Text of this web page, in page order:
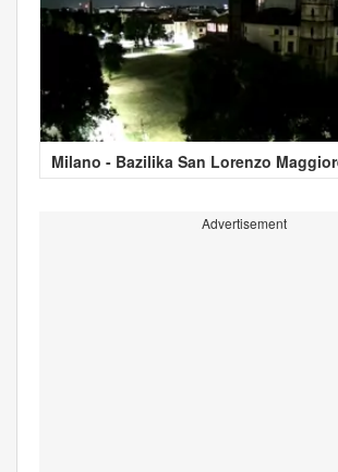
Milano - Bazilika San Lorenzo
Advertisement